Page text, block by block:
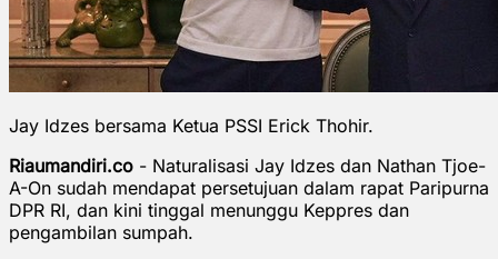
Jay Idzes bersama Ketua PSSI Erick Thohir.
Riaumandiri.co - Naturalisasi Jay Idzes dan Nathan Tjoe-
A-On sudah mendapat persetujuan dalam rapat Paripurna
DPR RI, dan kini tinggal menunggu Keppres dan
pengambilan sumpah.